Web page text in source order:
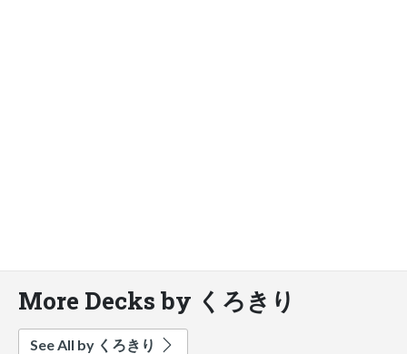
More Decks by くろきり
See All by くろきり